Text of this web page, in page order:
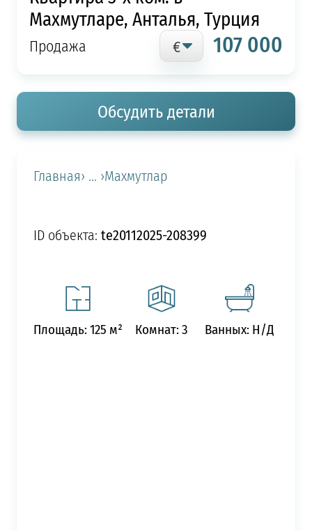
Махмутларе, Анталья, Турция
Продажа 107 000
Обсудить детали
Главная› ... ›Махмутлар
ID объекта: te20112025-208399
Площадь: 125 м² Комнат: 3 Ванных: Н/Д